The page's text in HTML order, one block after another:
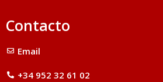
Contacto
Email
+34 952 32 61 02